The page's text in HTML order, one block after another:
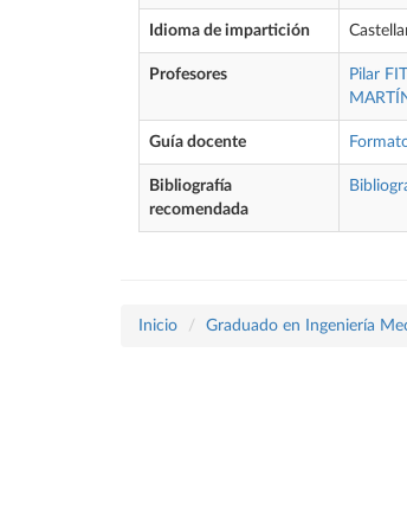
Idioma de impartición
Profesores Pilar
Guía docente
Bibliografía
recomendada
Inicio Graduado en Ingeniería